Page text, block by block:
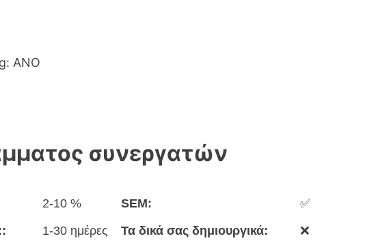
ANO
συνεργατών
2-10 % SEM:
✅
1-30 ημέρες Τα δικά σας δημιουργικά:
❌